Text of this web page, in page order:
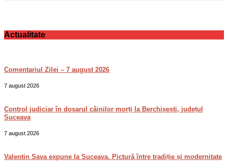
Actualitate
Comentariul Zilei – 7 august 2026
7 august 2026
Control judiciar în dosarul câinilor morți la Berchișești, județul
Suceava
7 august 2026
Valentin Sava expune la Suceava. Pictură între tradiție și modernitate